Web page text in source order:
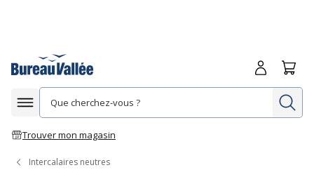
Afficher la navigation
Trouver mon magasin
Me
Intercalaires neutres